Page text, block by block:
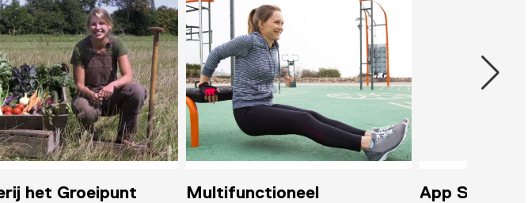
Multifunctioneel
App Samen tegen Angst en